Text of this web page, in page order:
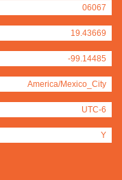
06067
19.43669
-99.14485
America/Mexico_City
UTC-6
Y